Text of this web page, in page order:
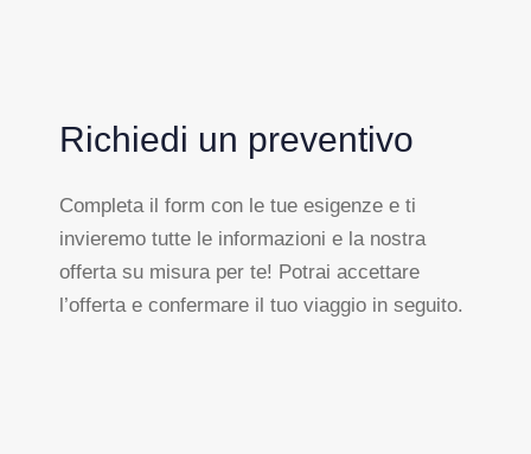
Richiedi un preventivo
Completa il form con le tue esigenze e ti
invieremo tutte le informazioni e la nostra
offerta su misura per te! Potrai accettare
l’offerta e confermare il tuo viaggio in seguito.